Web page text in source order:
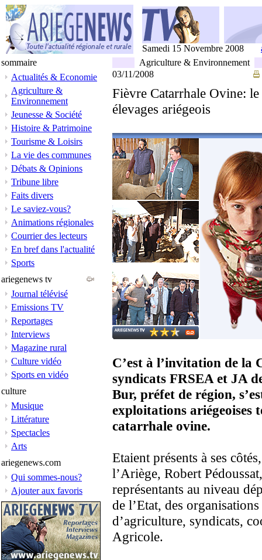
Samedi 15 Novembre 2008
sommaire
Actualités & Economie
Agriculture &
Environnement
Jeunesse & Société
Histoire & Patrimoine
Tourisme & Loisirs
La vie des communes
Débats & Opinions
Tribune libre
Faits divers
Le saviez-vous?
Animations régionales
Courrier des lecteurs
En bref dans l'actualité
Sports
ariegenews tv
Journal télévisé
Emissions TV
Reportages
Interviews
Magazine rural
Culture vidéo
Sports en vidéo
culture
Musique
Littérature
Spectacles
Arts
ariegenews.com
Qui sommes-nous?
Ajouter aux favoris
Agriculture & Environnement
03/11/2008
Fièvre Catarrhale Ovine:
élevages ariégeois
C’est à l’invitation de la
syndicats FRSEA et JA
Bur, préfet de région,
exploitations ariégeoises
catarrhale ovine.
Etaient présents à ses
l’Ariège, Robert
représentants au niveau
de l’Etat, des
d’agriculture, syndicats,
Agricole.